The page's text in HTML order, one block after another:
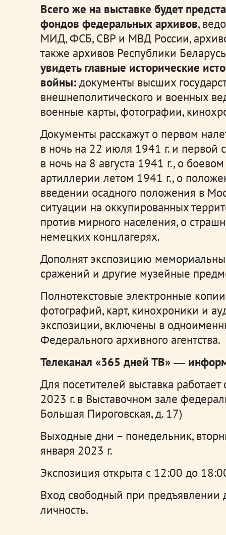
Всего же на выставке будет
фондов федеральных архивов,
МИД, ФСБ, СВР и МВД России,
также архивов Республики
увидеть главные исторические
войны: документы высших
внешнеполитического и военных
военные карты, фотографии,
Документы расскажут о первом
в ночь на 22 июля 1941 г. и первой
в ночь на 8 августа 1941 г., о
артиллерии летом 1941 г., о
введении осадного положения в
ситуации на оккупированных
против мирного населения, о
немецких концлагерях.
Дополнят экспозицию
сражений и другие музейные
Полнотекстовые электронные
фотографий, карт, кинохроники и
экспозиции, включены в
Федерального архивного агентства.
Телеканал «365 дней ТВ»―
Для посетителей выставка
2023 г. в Выставочном зале
Большая Пироговская, д. 17)
Выходные дни – понедельник,
января 2023 г.
Экспозиция открыта с 12:00 до
Вход свободный при предъявлении
личность.